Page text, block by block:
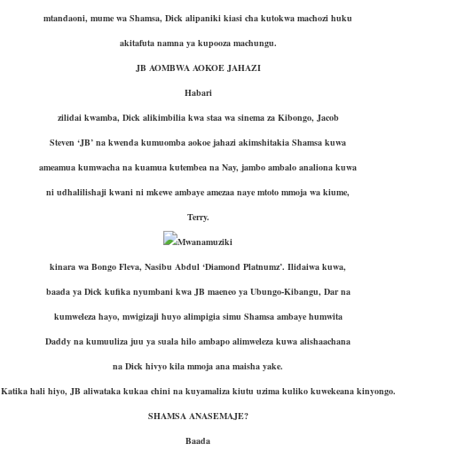
mtandaoni, mume wa Shamsa, Dick alipaniki kiasi cha kutokwa machozi huku
akitafuta namna ya kupooza machungu.
JB AOMBWA AOKOE JAHAZI
Habari
zilidai kwamba, Dick alikimbilia kwa staa wa sinema za Kibongo, Jacob
Steven ‘JB’ na kwenda kumuomba aokoe jahazi akimshitakia Shamsa kuwa
ameamua kumwacha na kuamua kutembea na Nay, jambo ambalo analiona kuwa
ni udhalilishaji kwani ni mkewe ambaye amezaa naye mtoto mmoja wa kiume,
Terry.
Mwanamuziki
kinara wa Bongo Fleva, Nasibu Abdul ‘Diamond Platnumz’. Ilidaiwa kuwa,
baada ya Dick kufika nyumbani kwa JB maeneo ya Ubungo-Kibangu, Dar na
kumweleza hayo, mwigizaji huyo alimpigia simu Shamsa ambaye humwita
Daddy na kumuuliza juu ya suala hilo ambapo alimweleza kuwa alishaachana
na Dick hivyo kila mmoja ana maisha yake.
Katika hali hiyo, JB aliwataka kukaa chini na kuyamaliza kiutu uzima kuliko kuwekeana kinyongo.
SHAMSA ANASEMAJE?
Baada